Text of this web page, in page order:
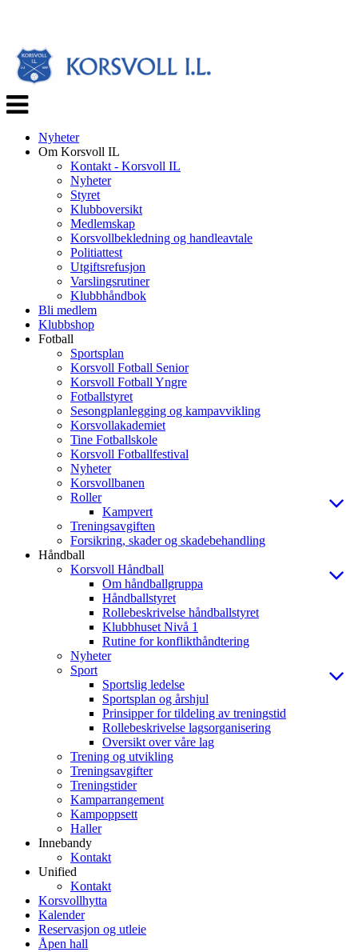
Veksle
navigasjon
Nyheter
Om Korsvoll IL
Kontakt - Korsvoll IL
Nyheter
Styret
Klubboversikt
Medlemskap
Korsvollbekledning og handleavtale
Politiattest
Utgiftsrefusjon
Varslingsrutiner
Klubbhåndbok
Bli medlem
Klubbshop
Fotball
Sportsplan
Korsvoll Fotball Senior
Korsvoll Fotball Yngre
Fotballstyret
Sesongplanlegging og kampavvikling
Korsvollakademiet
Tine Fotballskole
Korsvoll Fotballfestival
Nyheter
Korsvollbanen
Roller
Kampvert
Treningsavgiften
Forsikring, skader og skadebehandling
Håndball
Korsvoll Håndball
Om håndballgruppa
Håndballstyret
Rollebeskrivelse håndballstyret
Klubbhuset Nivå 1
Rutine for konflikthåndtering
Nyheter
Sport
Sportslig ledelse
Sportsplan og årshjul
Prinsipper for tildeling av treningstid
Rollebeskrivelse lagsorganisering
Oversikt over våre lag
Trening og utvikling
Treningsavgifter
Treningstider
Kamparrangement
Kampoppsett
Haller
Innebandy
Kontakt
Unified
Kontakt
Korsvollhytta
Kalender
Reservasjon og utleie
Åpen hall